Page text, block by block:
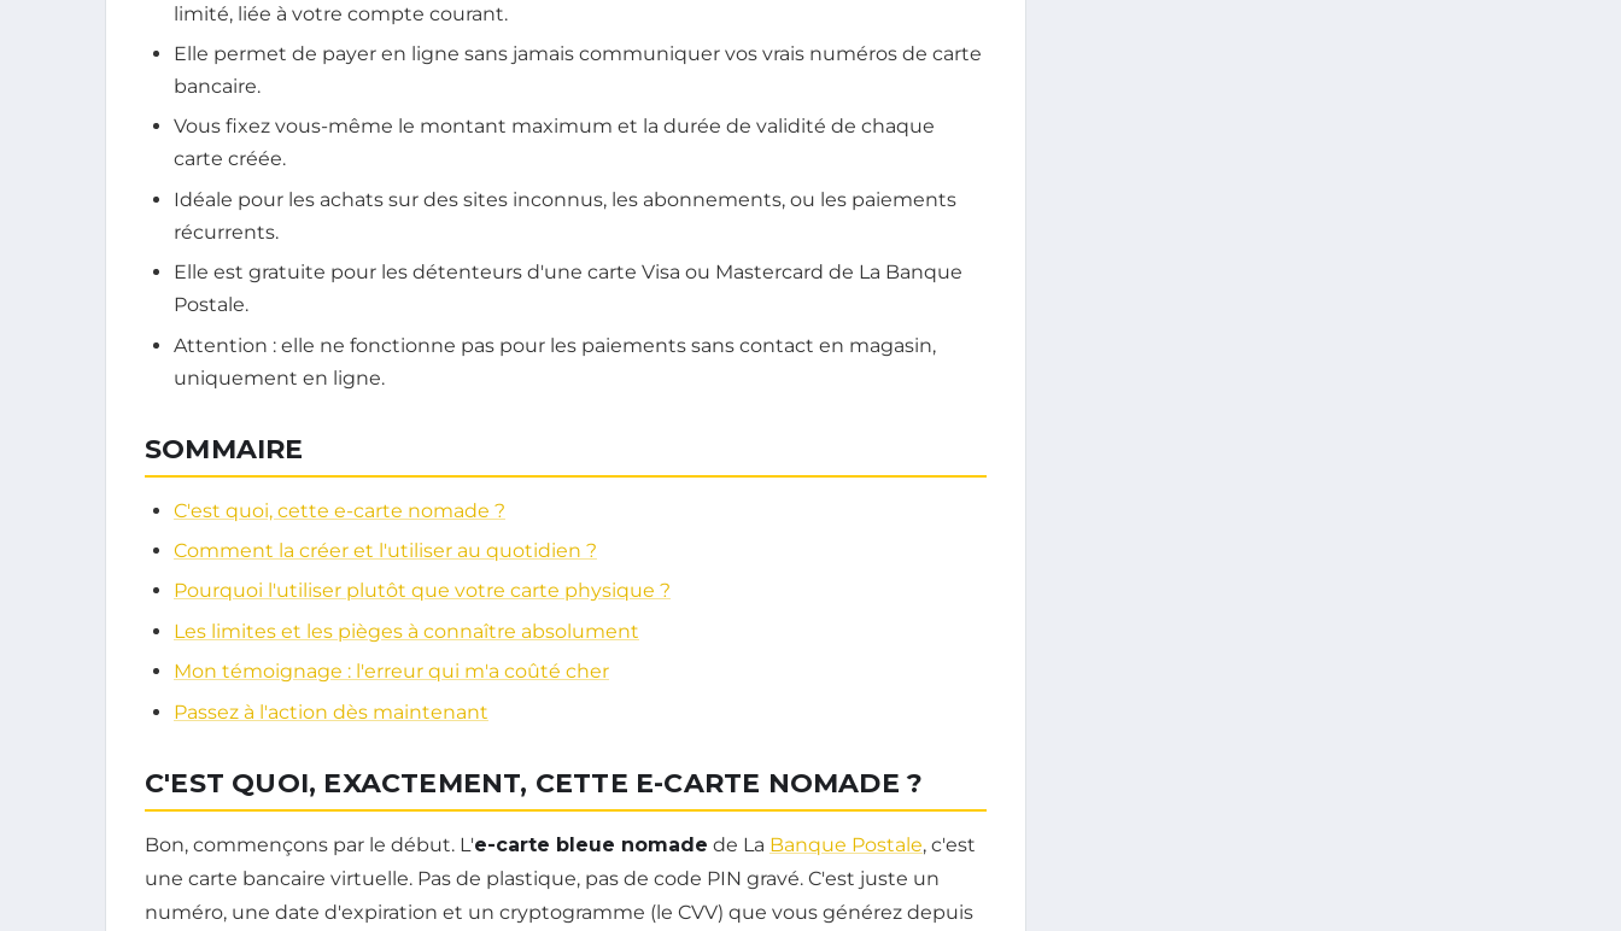
limité, liée à votre compte courant.
Elle permet de payer en ligne sans jamais communiquer vos vrais numéros de carte
bancaire.
Vous fixez vous-même le montant maximum et la durée de validité de chaque
carte créée.
Idéale pour les achats sur des sites inconnus, les abonnements, ou les paiements
récurrents.
Elle est gratuite pour les détenteurs d'une carte Visa ou Mastercard de La Banque
Postale.
Attention : elle ne fonctionne pas pour les paiements sans contact en magasin,
uniquement en ligne.
SOMMAIRE
C'est quoi, cette e-carte nomade ?
Comment la créer et l'utiliser au quotidien ?
Pourquoi l'utiliser plutôt que votre carte physique ?
Les limites et les pièges à connaître absolument
Mon témoignage : l'erreur qui m'a coûté cher
Passez à l'action dès maintenant
C'EST QUOI, EXACTEMENT, CETTE E-CARTE NOMADE ?
Bon, commençons par le début. L'e-carte bleue nomade de La Banque Postale, c'est
une carte bancaire virtuelle. Pas de plastique, pas de code PIN gravé. C'est juste un
numéro, une date d'expiration et un cryptogramme (le CVV) que vous générez depuis